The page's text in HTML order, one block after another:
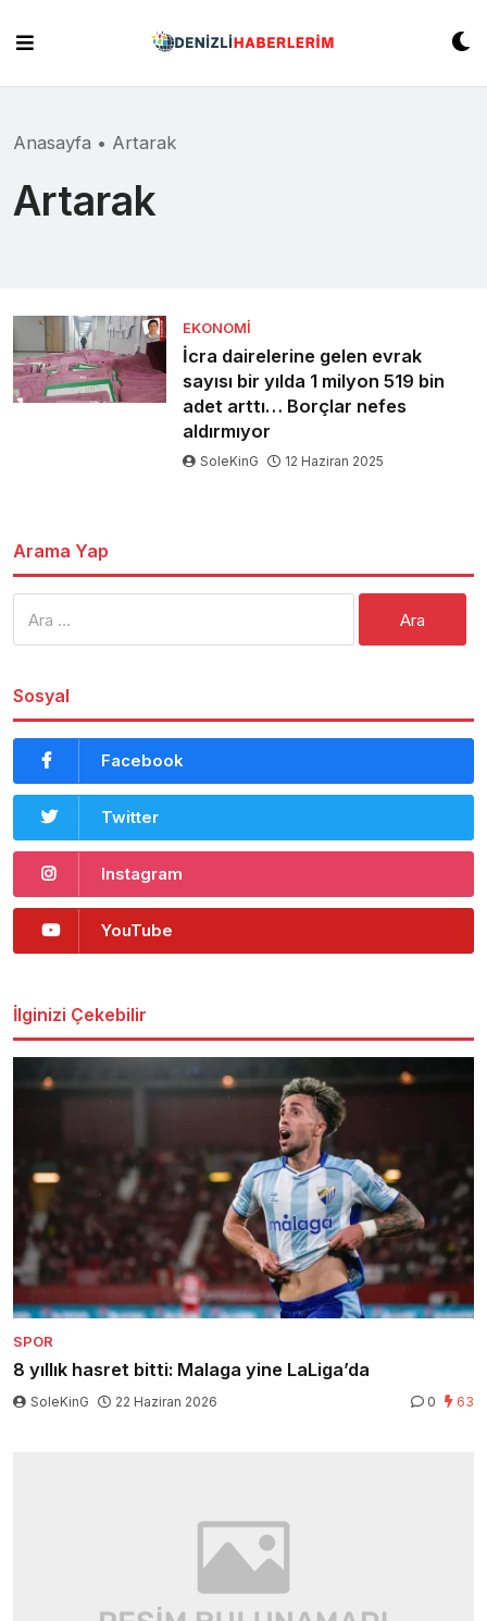
content
Anasayfa • Artarak
Artarak
EKONOMI
İcra dairelerine gelen evrak
sayısı bir yılda 1 milyon 519 bin
adet arttı… Borçlar nefes
aldırmıyor
SoleKinG 12 Haziran 2025
Arama Yap
Sosyal
Facebook
Twitter
Instagram
YouTube
İlginizi Çekebilir
SPOR
8 yıllık hasret bitti: Malaga yine LaLiga’da
SoleKinG 22 Haziran 2026 0 63